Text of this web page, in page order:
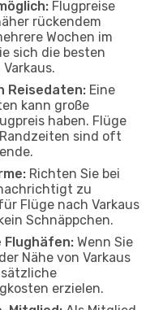
Flugpreise
rückendem
Wochen im
sich die besten
Reisedaten: Eine
kann große
haben. Flüge
sind oft
Richten Sie bei
zu
Flüge nach Varkaus
Schnäppchen.
Flughäfen: Wenn Sie
Nähe von Varkaus
erzielen.